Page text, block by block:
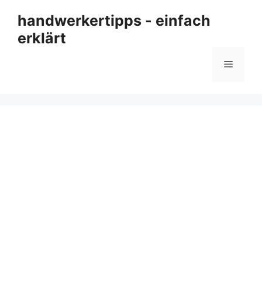
Inhalt
springen
handwerkertipps - einfach
erklärt
Menü